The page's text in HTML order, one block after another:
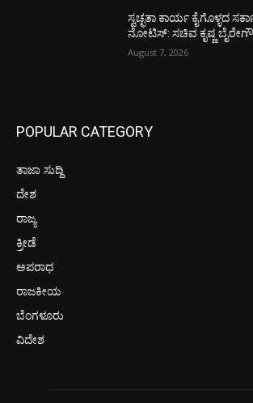
ಸ್ವಚ್ಛತಾ ಕಾರ್ಯ ಕೈಗೊಳ್ಳದ
ನೋಟಿಸ್: ಸಚಿವ ಕೃಷ್ಣ
August 7, 2026
POPULAR CATEGORY
ತಾಜಾ ಸುದ್ದಿ
ದೇಶ
ರಾಜ್ಯ
ಕ್ರೀಡೆ
ಅಪರಾಧ
ರಾಜಕೀಯ
ಬೆಂಗಳೂರು
ವಿದೇಶ